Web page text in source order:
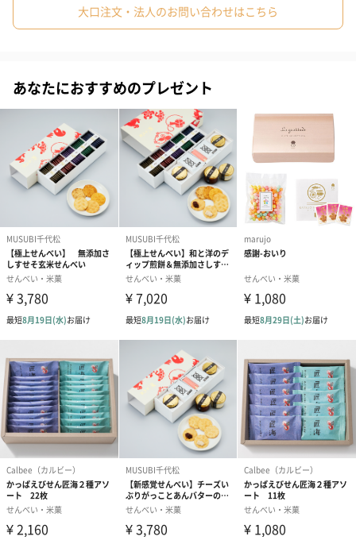
高級感あふれる木箱
小袋を木箱に入れて、高級感を出しました。
【粟新】
明治25年創業の粟おこし店です。
伝統を大事にしながら新しい味を追求しています。
上質のお米など、厳選した原料を使用した菓子をお楽しみいただ
きたいと考えております。
贈りものにおすすめ
新しいタイプの「粟おこし」は、高級感のある木箱でお届けする
ので、贈り物としても大変おすすめです。
ご自身へのご褒美にはもちろん、お祝いなどに是非いかがでしょ
うか。
大口注文・法人のお問い合わせはこちら
あなたにおすすめのプレゼント